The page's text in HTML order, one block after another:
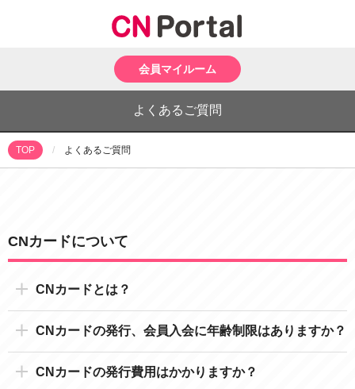
会員マイルーム
よくあるご質問
TOP よくあるご質問
CNカードについて
CNカードとは？
CNカードの発行、会員入会に年齢制限はありますか？
CNカードの発行費用はかかりますか？